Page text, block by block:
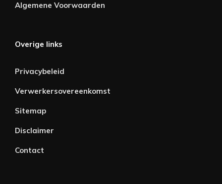
Algemene Voorwaarden
Overige links
Privacybeleid
Verwerkersovereenkomst
Sitemap
Disclaimer
Contact